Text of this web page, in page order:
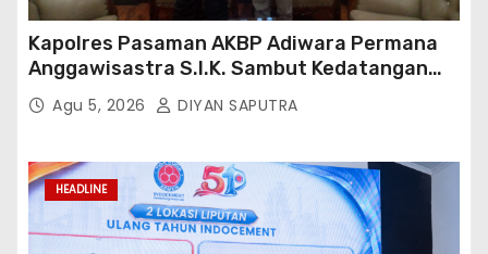
Kapolres Pasaman AKBP Adiwara Permana
Anggawisastra S.I.K. Sambut Kedatangan
Kepala Cakrawala Tv Sumatera Barat
Agu 5, 2026 DIYAN SAPUTRA
HEADLINE